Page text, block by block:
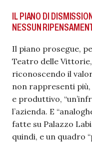
IL PIANO DI
NESSUN
Il piano prosegue,
Teatro delle
riconoscendo il
non rappresenti
e produttivo,
l’azienda. E
fatte su Palazzo
quindi, e un quadro